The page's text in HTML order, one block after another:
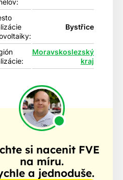
Bystřice
Moravskoslezský
kraj
si nacenit FVE
na míru.
a jednoduše.